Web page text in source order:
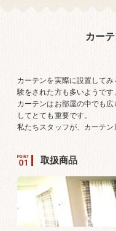
カー
カーテンを実際に設置して
験をされた方も多いようです
カーテンはお部屋の中でも
してとても重要です。
私たちスタッフが、カーテン
取扱商品